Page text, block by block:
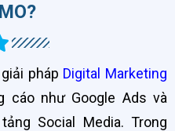
pháp Digital Marketing
cáo như Google Ads và
Social Media. Trong